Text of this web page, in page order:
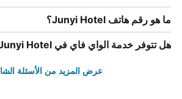
ما هو رقم هاتف Junyi Hotel؟
هل تتوفر خدمة الواي فاي في Junyi Hotel؟
عرض المزيد من الأسئلة